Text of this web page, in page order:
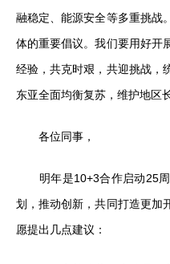
融稳定、能源安全等多重挑战
体的重要倡议。我们要用好开
经验，共克时艰，共迎挑战，
东亚全面均衡复苏，维护地区
各位同事，
明年是10+3合作启动25周
划，推动创新，共同打造更加
愿提出几点建议：